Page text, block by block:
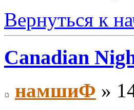
Вернуться к
Canadian
намшиФ »